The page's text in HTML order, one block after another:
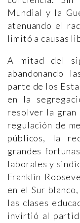
Mundial y la
atenuando el
limitó a causas
A mitad del
abandonando
parte de los
en la
resolver la gran
regulación de
públicos, la
grandes
laborales y
Franklin
en el Sur
las clases
invirtió al